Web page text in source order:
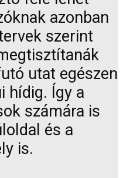
azonban
szerint
utat egészen
hídig. Így a
számára is
és a
is.